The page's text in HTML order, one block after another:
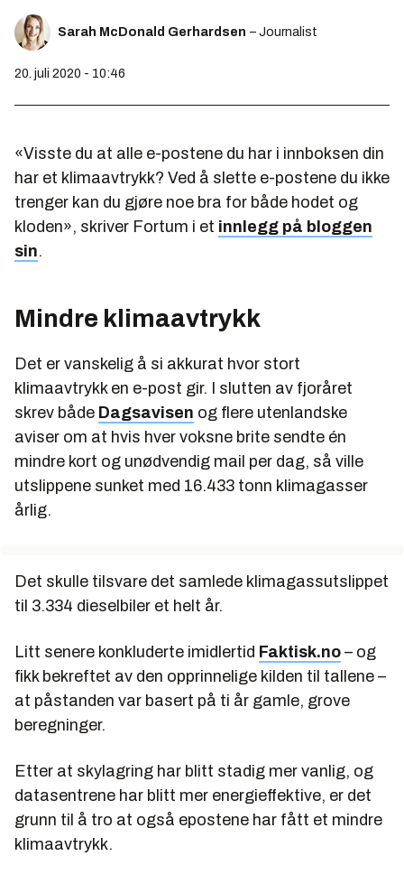
Sarah McDonald Gerhardsen – Journalist
20. juli 2020 - 10:46
«Visste du at alle e-postene du har i innboksen din
har et klimaavtrykk? Ved å slette e-postene du ikke
trenger kan du gjøre noe bra for både hodet og
kloden», skriver Fortum i et innlegg på bloggen
sin.
Mindre klimaavtrykk
Det er vanskelig å si akkurat hvor stort
klimaavtrykk en e-post gir. I slutten av fjoråret
skrev både Dagsavisen og flere utenlandske
aviser om at hvis hver voksne brite sendte én
mindre kort og unødvendig mail per dag, så ville
utslippene sunket med 16.433 tonn klimagasser
årlig.
Det skulle tilsvare det samlede klimagassutslippet
til 3.334 dieselbiler et helt år.
Litt senere konkluderte imidlertid Faktisk.no – og
fikk bekreftet av den opprinnelige kilden til tallene –
at påstanden var basert på ti år gamle, grove
beregninger.
Etter at skylagring har blitt stadig mer vanlig, og
datasentrene har blitt mer energieffektive, er det
grunn til å tro at også epostene har fått et mindre
klimaavtrykk.